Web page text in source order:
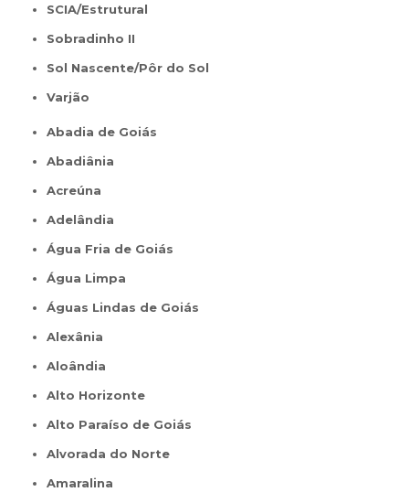
SCIA/Estrutural
Sobradinho II
Sol Nascente/Pôr do Sol
Varjão
Abadia de Goiás
Abadiânia
Acreúna
Adelândia
Água Fria de Goiás
Água Limpa
Águas Lindas de Goiás
Alexânia
Aloândia
Alto Horizonte
Alto Paraíso de Goiás
Alvorada do Norte
Amaralina